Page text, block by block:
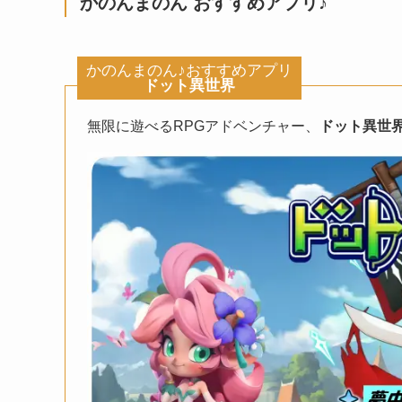
かのんまのん♪おすすめアプリ
ドット異世界
無限に遊べるRPGアドベンチャー、 ドット異世